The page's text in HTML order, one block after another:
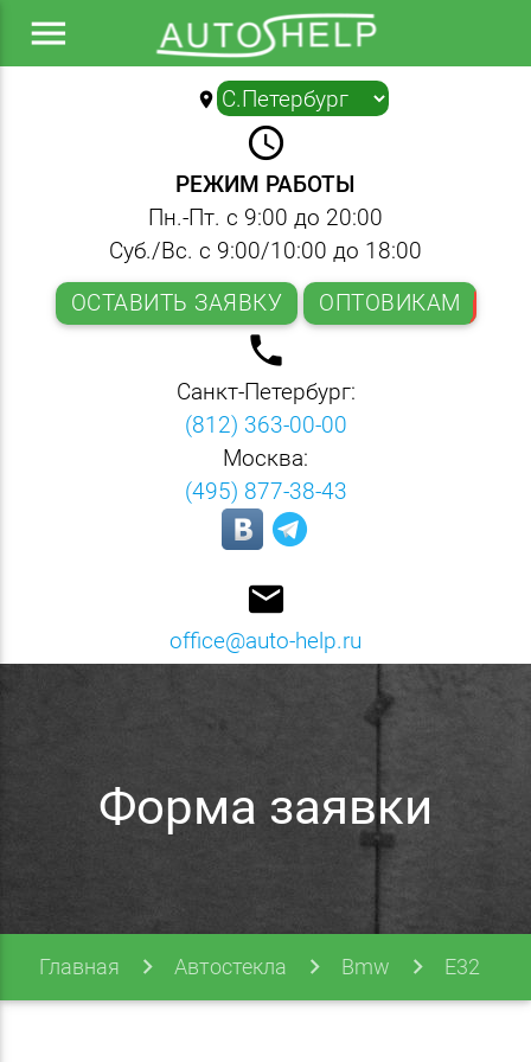
menu
location_on ▼
query_builder
РЕЖИМ РАБОТЫ
Пн.-Пт. с 9:00 до 20:00
Суб./Вс. с 9:00/10:00 до 18:00
ОСТАВИТЬ ЗАЯВКУ
ОПТОВИКАМ
local_phone
Санкт-Петербург:
(812) 363-00-00
Москва:
(495) 877-38-43
email
office@auto-help.ru
Форма заявки
Главная Автостекла Bmw E32